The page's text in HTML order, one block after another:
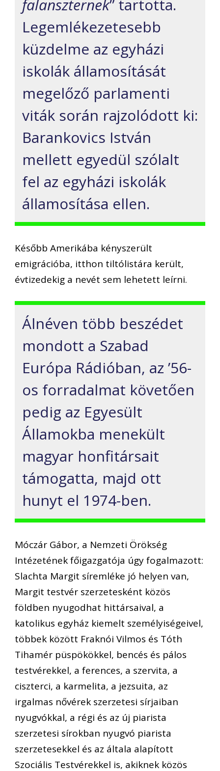
falanszternek” tartotta.
Legemlékezetesebb
küzdelme az egyházi
iskolák államosítását
megelőző parlamenti
viták során rajzolódott ki:
Barankovics István
mellett egyedül szólalt
fel az egyházi iskolák
államosítása ellen.
Később Amerikába kényszerült
emigrációba, itthon tiltólistára került,
évtizedekig a nevét sem lehetett leírni.
Álnéven több beszédet
mondott a Szabad
Európa Rádióban, az ’56-
os forradalmat követően
pedig az Egyesült
Államokba menekült
magyar honfitársait
támogatta, majd ott
hunyt el 1974-ben.
Móczár Gábor, a Nemzeti Örökség
Intézetének főigazgatója úgy fogalmazott:
Slachta Margit síremléke jó helyen van,
Margit testvér szerzetesként közös
földben nyugodhat hittársaival, a
katolikus egyház kiemelt személyiségeivel,
többek között Fraknói Vilmos és Tóth
Tihamér püspökökkel, bencés és pálos
testvérekkel, a ferences, a szervita, a
ciszterci, a karmelita, a jezsuita, az
irgalmas nővérek szerzetesi sírjaiban
nyugvókkal, a régi és az új piarista
szerzetesi sírokban nyugvó piarista
szerzetesekkel és az általa alapított
Szociális Testvérekkel is, akiknek közös